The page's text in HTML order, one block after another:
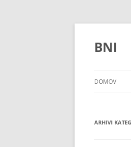
Preskoči
BNI
DOMOV
ARHIVI